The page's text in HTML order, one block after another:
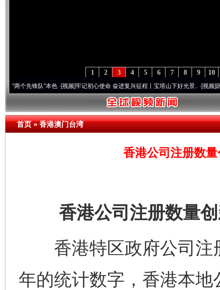
10
9
8
7
6
5
4
3
2
1
锋队”本色·[视频]牢记初心使命 奋进复兴征程丨宝塔山下好光景..·[视频]因党而生
首页»香港澳门台湾
香港公司注册数
香港公司注册数量创
香港特区政府公司注
年的统计数字，香港本